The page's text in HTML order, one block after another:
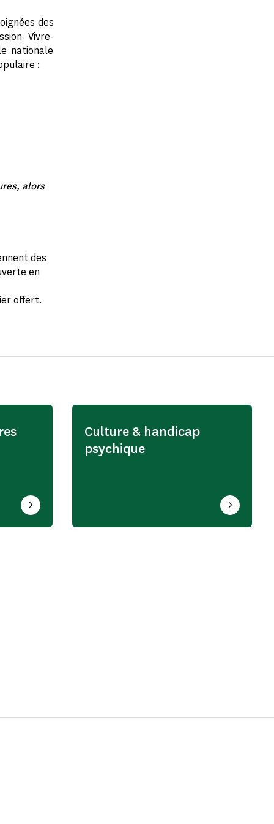
des
Vivre-
nationale
:
alors
des
en
offert.
Culture & handicap
psychique